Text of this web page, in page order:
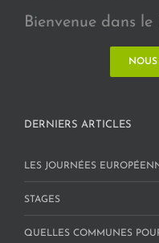
Bienvenue dans le
DERNIERS ARTICLES
LES JOURNÉES
STAGES
QUELLES COMMUNES